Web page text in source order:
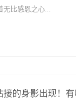
无比感恩之心...
的身影出现！有